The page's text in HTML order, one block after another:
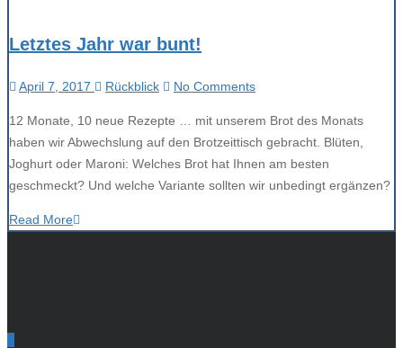
Letztes Jahr war bunt!
April 7, 2017 Rückblick No Comments
12 Monate, 10 neue Rezepte … mit unserem Brot des Monats
haben wir Abwechslung auf den Brotzeittisch gebracht. Blüten,
Joghurt oder Maroni: Welches Brot hat Ihnen am besten
geschmeckt? Und welche Variante sollten wir unbedingt ergänzen?
Read More